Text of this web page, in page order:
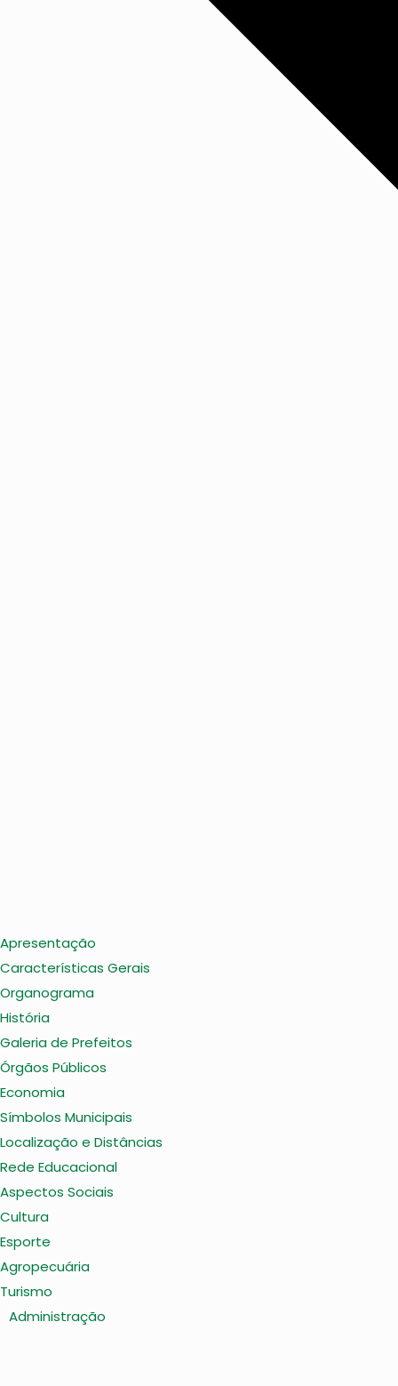
Apresentação
Características Gerais
Organograma
História
Galeria de Prefeitos
Órgãos Públicos
Economia
Símbolos Municipais
Localização e Distâncias
Rede Educacional
Aspectos Sociais
Cultura
Esporte
Agropecuária
Turismo
Administração